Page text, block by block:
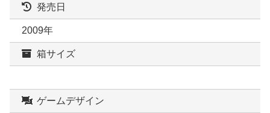
発売日
2009年
箱サイズ
ゲームデザイン